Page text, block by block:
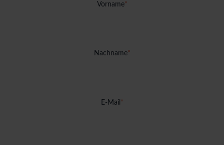
Vorname*
Nachname*
E-Mail *